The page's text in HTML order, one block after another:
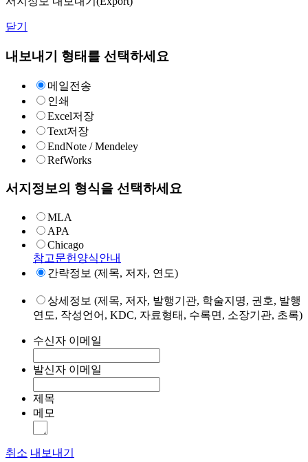
닫기
내보내기 형태를 선택하세요
메일전송
인쇄
Excel저장
Text저장
EndNote / Mendeley
RefWorks
서지정보의 형식을 선택하세요
MLA
APA
Chicago
참고문헌양식안내
간략정보 (제목, 저자, 연도)
상세정보 (제목, 저자, 발행기관, 학술지명, 권호, 발행
연도, 작성언어, KDC, 자료형태, 수록면, 소장기관, 초록)
수신자 이메일
발신자 이메일
제목
메모
취소 내보내기